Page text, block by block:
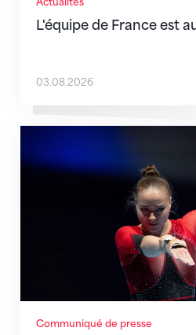
L'équipe de France est
03.08.2026
Communiqué de presse